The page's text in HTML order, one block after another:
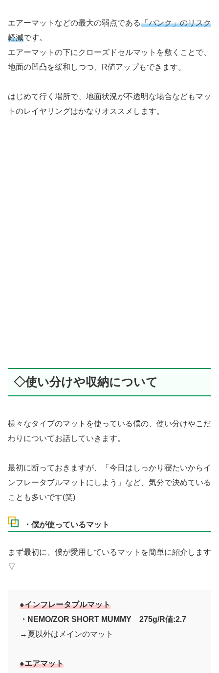
エアーマットなどの最大の弱点である「パンク」のリスク
軽減です。
エアーマットの下にクローズドセルマットを敷くことで、
地面の凹凸を緩和しつつ、R値アップもできます。
はじめて行く場所で、地面状況が不透明な場合などもマッ
トのレイヤリングはかなりオススメします。
◇使い分けや収納について
様々なタイプのマットを使っている僕の、使い分けやこだ
わりについてお話していきます。
最初に断っておきますが、「今日はしっかり寝たいからイ
ンフレータブルマットにしよう」など、気分で決めている
ことも多いです(笑)
・僕が使っているマット
まず最初に、僕が愛用しているマットを簡単に紹介します
▽
●インフレータブルマット
・NEMO/ZOR SHORT MUMMY
275g/R値:2.7
→夏以外はメインのマット
●エアマット